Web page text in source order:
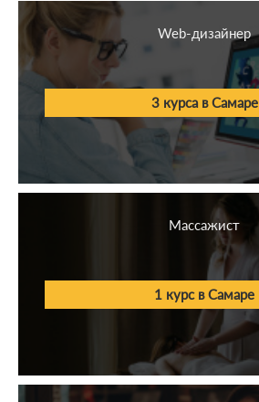
Web-дизайнер
3 курса в Самаре
Массажист
1 курс в Самаре
Кинопроизводство
1С
Иностранные языки
Педагогика